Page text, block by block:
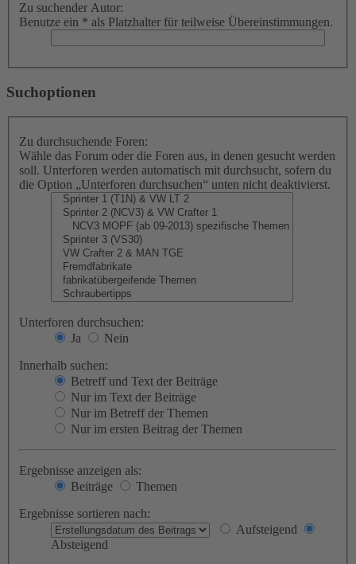
Zu suchender Autor:
Benutze ein * als Platzhalter für teilweise Übereinstimmungen.
Suchoptionen
Zu durchsuchende Foren:
Wähle das Forum oder die Foren aus, in denen gesucht werden
soll. Unterforen werden automatisch mit durchsucht, sofern du
die Option „Unterforen durchsuchen“ unten nicht deaktivierst.
Unterforen durchsuchen:
Ja
Nein
Innerhalb suchen:
Betreff und Text der Beiträge
Nur im Text der Beiträge
Nur im Betreff der Themen
Nur im ersten Beitrag der Themen
Ergebnisse anzeigen als:
Beiträge
Themen
Ergebnisse sortieren nach:
Aufsteigend
Absteigend